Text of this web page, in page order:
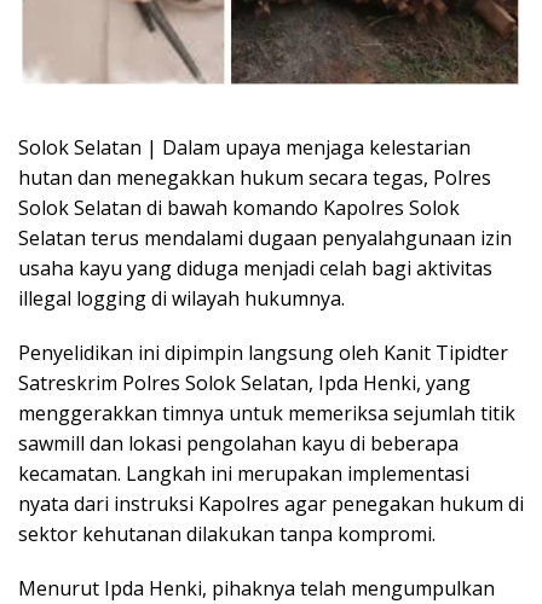
Solok Selatan | Dalam upaya menjaga kelestarian
hutan dan menegakkan hukum secara tegas, Polres
Solok Selatan di bawah komando Kapolres Solok
Selatan terus mendalami dugaan penyalahgunaan izin
usaha kayu yang diduga menjadi celah bagi aktivitas
illegal logging di wilayah hukumnya.
Penyelidikan ini dipimpin langsung oleh Kanit Tipidter
Satreskrim Polres Solok Selatan, Ipda Henki, yang
menggerakkan timnya untuk memeriksa sejumlah titik
sawmill dan lokasi pengolahan kayu di beberapa
kecamatan. Langkah ini merupakan implementasi
nyata dari instruksi Kapolres agar penegakan hukum di
sektor kehutanan dilakukan tanpa kompromi.
Menurut Ipda Henki, pihaknya telah mengumpulkan